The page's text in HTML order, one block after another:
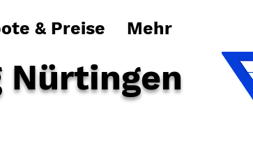
& Preise Mehr
Nürtingen